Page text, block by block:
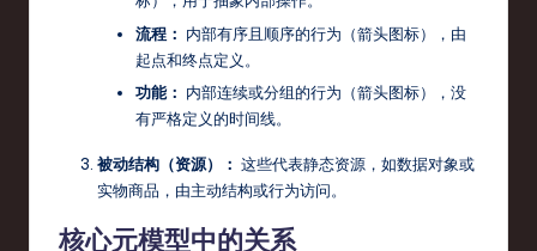
流程： 内部有序且顺序的行为（箭头图标），由
起点和终点定义。
功能： 内部连续或分组的行为（箭头图标），没
有严格定义的时间线。
被动结构（资源）： 这些代表静态资源，如数据对象或
实物商品，由主动结构或行为访问。
核心元模型中的关系